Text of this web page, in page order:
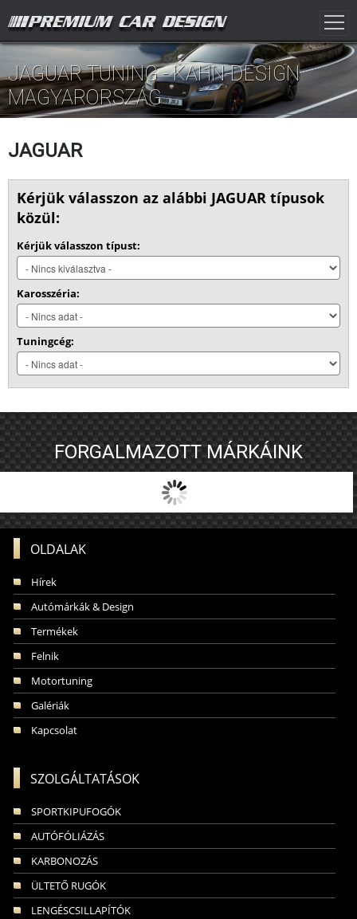
JAGUAR TUNING - KAHN-DESIGN
MAGYARORSZÁG
JAGUAR
Kérjük válasszon az alábbi JAGUAR típusok
közül:
Kérjük válasszon típust:
Karosszéria:
Tuningcég:
FORGALMAZOTT MÁRKÁINK
OLDALAK
Hírek
Autómárkák & Design
Termékek
Felnik
Motortuning
Galériák
Kapcsolat
SZOLGÁLTATÁSOK
SPORTKIPUFOGÓK
AUTÓFÓLIÁZÁS
KARBONOZÁS
ÜLTETŐ RUGÓK
LENGÉSCSILLAPÍTÓK